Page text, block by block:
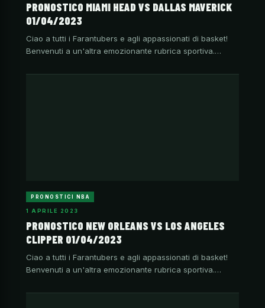
PRONOSTICO MIAMI HEAD VS DALLAS MAVERICK
01/04/2023
Ciao a tutti i Farantubers e agli appassionati di basket!
Benvenuti a un'altra emozionante rubrica sportiva.…
PRONOSTICI NBA
1 APRILE 2023
PRONOSTICO NEW ORLEANS VS LOS ANGELES
CLIPPER 01/04/2023
Ciao a tutti i Farantubers e agli appassionati di basket!
Benvenuti a un'altra emozionante rubrica sportiva.…